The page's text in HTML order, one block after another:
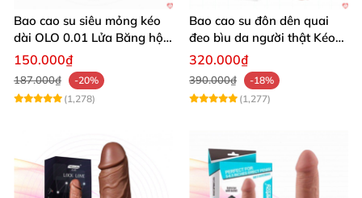
Bao cao su siêu mỏng kéo
dài OLO 0.01 Lửa Băng hộp
10 cái
150.000₫
187.000₫
-20%
(1,278)
Bao cao su đôn dên quai
đeo bìu da người thật Kéo
dài thời gian yêu
320.000₫
390.000₫
-18%
(1,277)